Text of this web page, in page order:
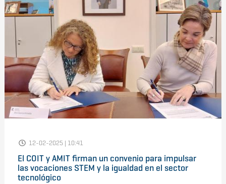
12-02-2025 | 10:41
El COIT y AMIT firman un convenio para impulsar
las vocaciones STEM y la igualdad en el sector
tecnológico